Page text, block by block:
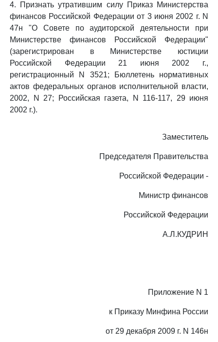
4. Признать утратившим силу Приказ Министерства
финансов Российской Федерации от 3 июня 2002 г. N
47н "О Совете по аудиторской деятельности при
Министерстве финансов Российской Федерации"
(зарегистрирован в Министерстве юстиции
Российской Федерации 21 июня 2002 г.,
регистрационный N 3521; Бюллетень нормативных
актов федеральных органов исполнительной власти,
2002, N 27; Российская газета, N 116-117, 29 июня
2002 г.).
Заместитель
Председателя Правительства
Российской Федерации -
Министр финансов
Российской Федерации
А.Л.КУДРИН
Приложение N 1
к Приказу Минфина России
от 29 декабря 2009 г. N 146н